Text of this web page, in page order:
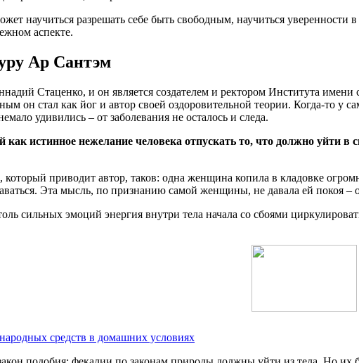
научиться разрешать себе быть свободным, научиться
аспекте.
Ар Сантэм
Стаценко, и он является создателем и ректором Института
он стал как йог и автор своей оздоровительной теории. Когда-то
удивились – от заболевания не осталось и следа.
истинное нежелание человека отпускать то, что должно уйти в
приводит автор, таков: одна женщина копила в кладовке
Эта мысль, по признанию самой женщины, не давала ей покоя –
сильных эмоций энергия внутри тела начала со сбоями
средств в домашних условиях